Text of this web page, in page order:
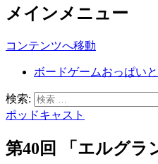
メインメニュー
コンテンツへ移動
ボードゲームおっぱい
検索:
ポッドキャスト
第40回 「エルグラ